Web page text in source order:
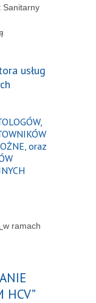
Sanitarny
usług
oraz
w ramach
HCV”